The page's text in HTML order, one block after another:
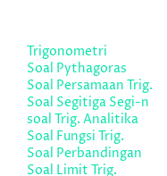
Trigonometri
Soal Pythagoras
Soal Persamaan Trig.
Soal Segitiga Segi-n
soal Trig. Analitika
Soal Fungsi Trig.
Soal Perbandingan
Soal Limit Trig.